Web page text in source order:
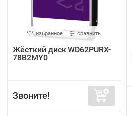
избранное сравнить
Жёсткий диск WD62PURX-
78B2MY0
Звоните!